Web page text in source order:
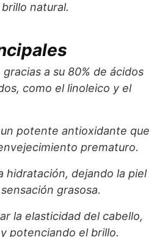
natural.
a su 80% de ácidos
como el linoleico y el
potente antioxidante que
prematuro.
hidratación, dejando la piel
grasosa.
la elasticidad del cabello,
potenciando el brillo.